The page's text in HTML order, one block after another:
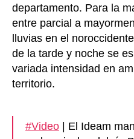
departamento. Para la
entre parcial a
lluvias en el
de la tarde y noche se
variada intensidad en
territorio.
#Video | El Ideam